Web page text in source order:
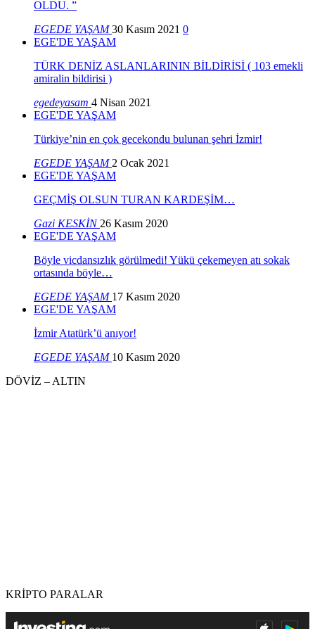
OLDU. ”
EGEDE YAŞAM30 Kasım 2021 0
EGE'DE YAŞAM
TÜRK DENİZ ASLANLARININ BİLDİRİSİ ( 103 emekli
amiralin bildirisi )
egedeyasam 4 Nisan 2021
EGE'DE YAŞAM
Türkiye’nin en çok gecekondu bulunan şehri İzmir!
EGEDE YAŞAM 2 Ocak 2021
EGE'DE YAŞAM
GEÇMİŞ OLSUN TURAN KARDEŞİM…
Gazi KESKİN 26 Kasım 2020
EGE'DE YAŞAM
Böyle vicdansızlık görülmedi! Yükü çekemeyen atı sokak
ortasında böyle…
EGEDE YAŞAM 17 Kasım 2020
EGE'DE YAŞAM
İzmir Atatürk’ü anıyor!
EGEDE YAŞAM 10 Kasım 2020
DÖVİZ – ALTIN
KRİPTO PARALAR